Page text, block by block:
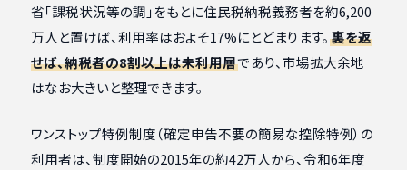
省「課税状況等の調」をもとに住民税納税義務者を約6,200
万人と置けば、利用率はおよそ17%にとどまります。 裏を返
せば、納税者の8割以上は未利用層であり、市場拡大余地
はなお大きいと整理できます。
ワンストップ特例制度（確定申告不要の簡易な控除特例）の
利用者は、制度開始の2015年の約42万人から、令和6年度